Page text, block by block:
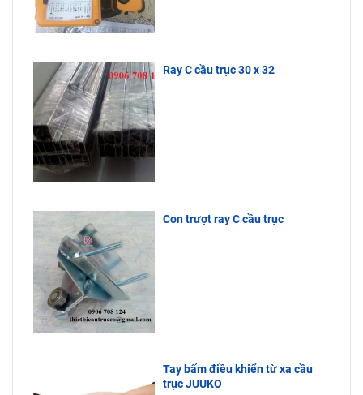
Bách Phương
để được tư
dài.
Ray C cầu trục 30 x 32
Con trượt ray C cầu trục
Tay bấm điều khiển từ xa cầu
trục JUUKO